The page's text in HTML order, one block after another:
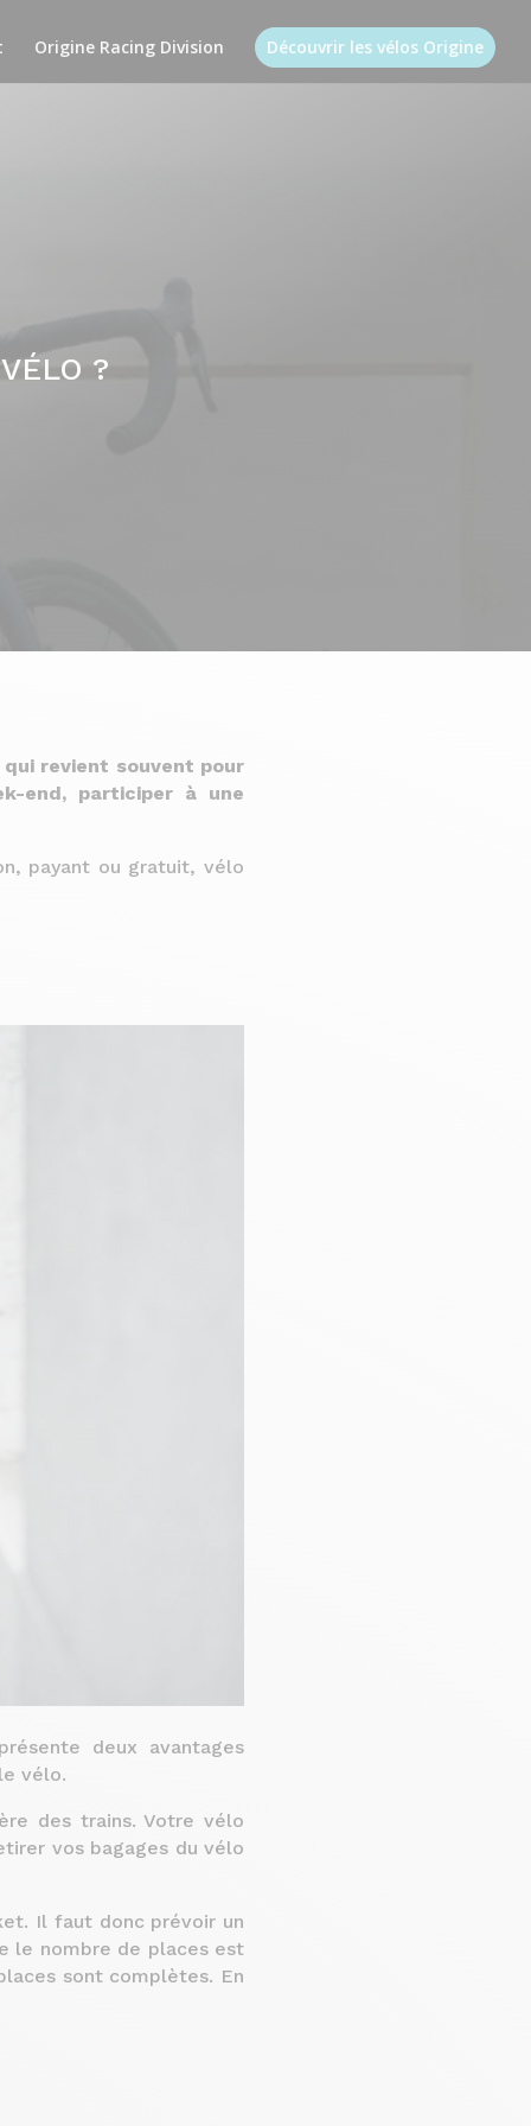
Origine Racing Division Découvrir les vélos Origine
?
qui revient souvent pour
end, participer à une
payant ou gratuit, vélo
deux avantages
vélo.
des trains. Votre vélo
vos bagages du vélo
Il faut donc prévoir un
le nombre de places est
sont complètes. En